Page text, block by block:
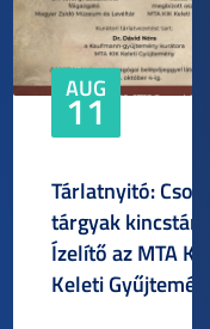
AUG
11
Tárlatnyitó:
tárgyak
Ízelítő az MTA
Keleti